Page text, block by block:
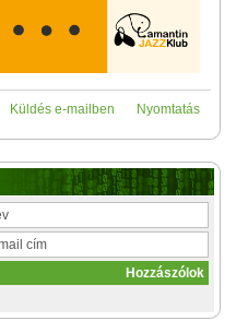
Nyomtatás
Küldés e-mailben